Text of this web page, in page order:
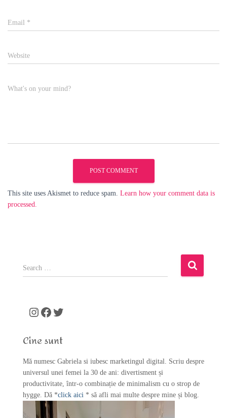
Email *
Website
What's on your mind?
This site uses Akismet to reduce spam. Learn how your comment data is
processed.
S
e
o
:
Instagram Facebook Twitter
Cine sunt
Mă numesc Gabriela si iubesc marketingul digital. Scriu despre
universul unei femei la 30 de ani: divertisment și
productivitate, într-o combinație de minimalism cu o strop de
hygge. Dă *click aici * să afli mai multe despre mine și blog.